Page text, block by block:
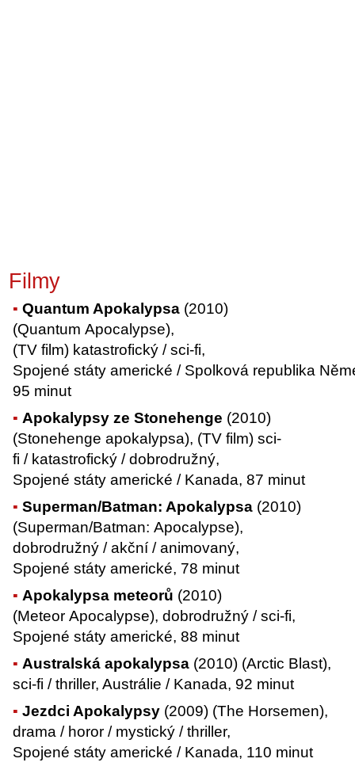
Filmy
Quantum Apokalypsa (2010)
(Quantum Apocalypse),
(TV film) katastrofický / sci-fi,
Spojené státy americké / Spolková republika
95 minut
Apokalypsy ze Stonehenge (2010)
(Stonehenge apokalypsa), (TV film) sci-
fi / katastrofický / dobrodružný,
Spojené státy americké / Kanada, 87 minut
Superman/Batman: Apokalypsa (2010)
(Superman/Batman: Apocalypse),
dobrodružný / akční / animovaný,
Spojené státy americké, 78 minut
Apokalypsa meteorů (2010)
(Meteor Apocalypse), dobrodružný / sci-fi,
Spojené státy americké, 88 minut
Australská apokalypsa (2010) (Arctic Blast),
sci-fi / thriller, Austrálie / Kanada, 92 minut
Jezdci Apokalypsy (2009) (The Horsemen),
drama / horor / mystický / thriller,
Spojené státy americké / Kanada, 110 minut